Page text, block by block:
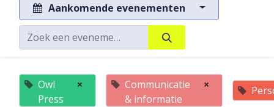
Aankomende evenementen
Owl
Press
×
Communicatie
& informatie
×